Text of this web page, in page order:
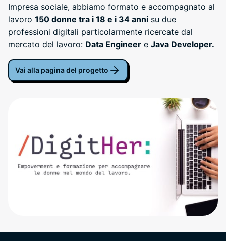
Impresa sociale, abbiamo formato e accompagnato al
lavoro 150 donne tra i 18 e i 34 anni su due
professioni digitali particolarmente ricercate dal
mercato del lavoro: Data Engineer e Java Developer.
Vai alla pagina del progetto